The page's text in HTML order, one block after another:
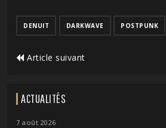
DENUIT DARKWAVE POSTPUNK
Article suivant
ACTUALITÉS
7 août 2026